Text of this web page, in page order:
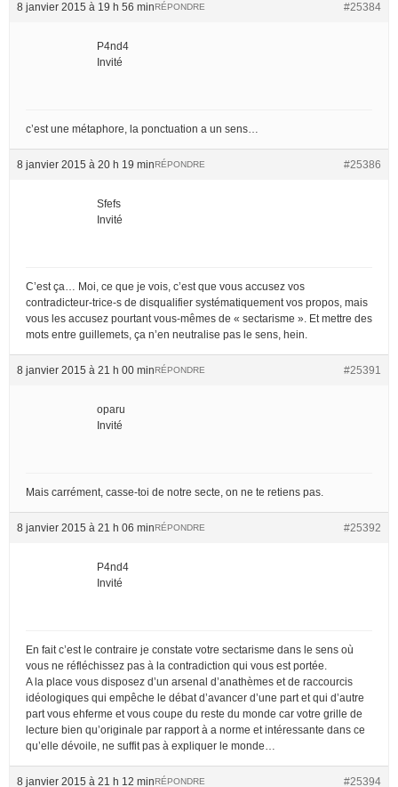
8 janvier 2015 à 19 h 56 min #25384
RÉPONDRE
P4nd4
Invité
c’est une métaphore, la ponctuation a un sens…
8 janvier 2015 à 20 h 19 min #25386
RÉPONDRE
Sfefs
Invité
C’est ça… Moi, ce que je vois, c’est que vous accusez vos
contradicteur-trice-s de disqualifier systématiquement vos propos, mais
vous les accusez pourtant vous-mêmes de « sectarisme ». Et mettre des
mots entre guillemets, ça n’en neutralise pas le sens, hein.
8 janvier 2015 à 21 h 00 min #25391
RÉPONDRE
oparu
Invité
Mais carrément, casse-toi de notre secte, on ne te retiens pas.
8 janvier 2015 à 21 h 06 min #25392
RÉPONDRE
P4nd4
Invité
En fait c’est le contraire je constate votre sectarisme dans le sens où
vous ne réfléchissez pas à la contradiction qui vous est portée.
A la place vous disposez d’un arsenal d’anathèmes et de raccourcis
idéologiques qui empêche le débat d’avancer d’une part et qui d’autre
part vous ehferme et vous coupe du reste du monde car votre grille de
lecture bien qu’originale par rapport à a norme et intéressante dans ce
qu’elle dévoile, ne suffit pas à expliquer le monde…
8 janvier 2015 à 21 h 12 min #25394
RÉPONDRE